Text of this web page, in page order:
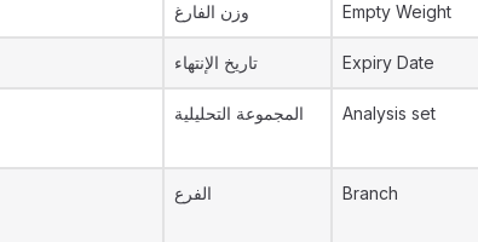
وزن الفارغ Empty Weight
تاريخ الإنتهاء Expiry Date
المجموعة التحليلية Analysis set
الفرع Branch